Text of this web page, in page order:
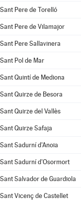
Sant Pere de Torelló
Sant Pere de Vilamajor
Sant Pere Sallavinera
Sant Pol de Mar
Sant Quintí de Mediona
Sant Quirze de Besora
Sant Quirze del Vallès
Sant Quirze Safaja
Sant Sadurní d'Anoia
Sant Sadurní d'Osormort
Sant Salvador de Guardiola
Sant Vicenç de Castellet